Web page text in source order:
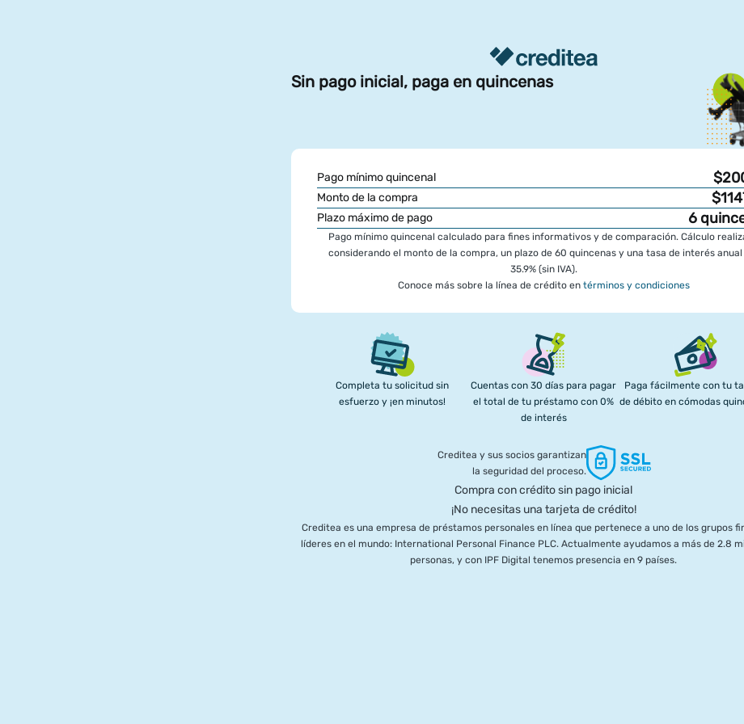
Sin pago inicial, paga en quincenas
Pago mínimo quincenal
Monto de la compra
Plazo máximo de pago 6
Pago mínimo quincenal calculado para fines informativos y de comparación. Cálculo
considerando el monto de la compra, un plazo de 60 quincenas y una tasa de interés anual
35.9% (sin IVA).
Conoce más sobre la línea de crédito en términos y condiciones
Completa tu solicitud sin
esfuerzo y ¡en minutos!
Cuentas con 30 días para pagar
el total de tu préstamo con 0%
de interés
Paga fácilmente con tu
de débito en cómodas
Creditea y sus socios garantizan
la seguridad del proceso.
Compra con crédito sin pago inicial
¡No necesitas una tarjeta de crédito!
Creditea es una empresa de préstamos personales en línea que pertenece a uno de los grupos
líderes en el mundo: International Personal Finance PLC. Actualmente ayudamos a más de 2.8
personas, y con IPF Digital tenemos presencia en 9 países.